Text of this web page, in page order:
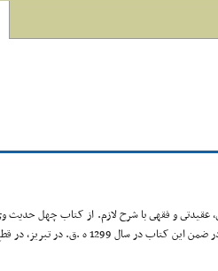
در تبریز، در قطع وزیرى به چاپ رسیده است